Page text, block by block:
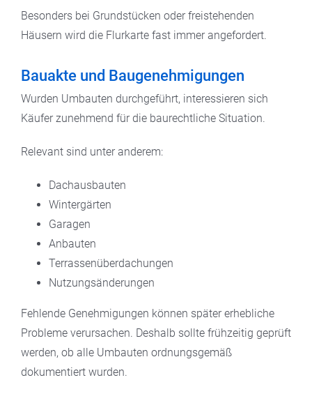
Besonders bei Grundstücken oder freistehenden
Häusern wird die Flurkarte fast immer angefordert.
Bauakte und Baugenehmigungen
Wurden Umbauten durchgeführt, interessieren sich
Käufer zunehmend für die baurechtliche Situation.
Relevant sind unter anderem:
Dachausbauten
Wintergärten
Garagen
Anbauten
Terrassenüberdachungen
Nutzungsänderungen
Fehlende Genehmigungen können später erhebliche
Probleme verursachen. Deshalb sollte frühzeitig geprüft
werden, ob alle Umbauten ordnungsgemäß
dokumentiert wurden.